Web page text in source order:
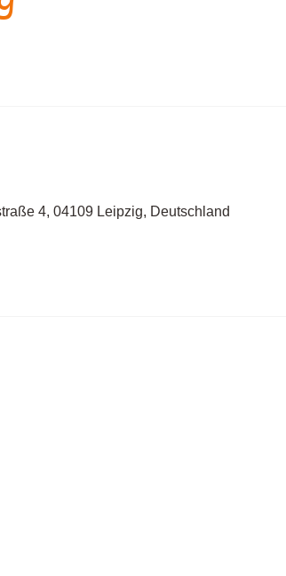
4, 04109 Leipzig, Deutschland